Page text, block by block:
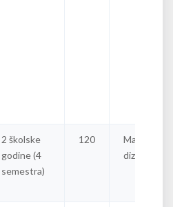
2 školske
godine (4
semestra)
120
Master
dizajner